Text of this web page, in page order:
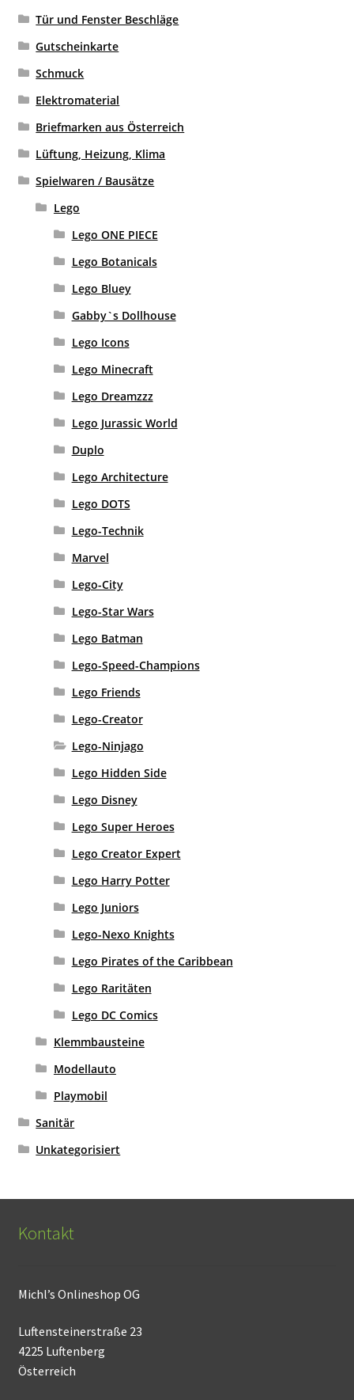
Tür und Fenster Beschläge
Gutscheinkarte
Schmuck
Elektromaterial
Briefmarken aus Österreich
Lüftung, Heizung, Klima
Spielwaren / Bausätze
Lego
Lego ONE PIECE
Lego Botanicals
Lego Bluey
Gabby`s Dollhouse
Lego Icons
Lego Minecraft
Lego Dreamzzz
Lego Jurassic World
Duplo
Lego Architecture
Lego DOTS
Lego-Technik
Marvel
Lego-City
Lego-Star Wars
Lego Batman
Lego-Speed-Champions
Lego Friends
Lego-Creator
Lego-Ninjago
Lego Hidden Side
Lego Disney
Lego Super Heroes
Lego Creator Expert
Lego Harry Potter
Lego Juniors
Lego-Nexo Knights
Lego Pirates of the Caribbean
Lego Raritäten
Lego DC Comics
Klemmbausteine
Modellauto
Playmobil
Sanitär
Unkategorisiert
Kontakt
Michl’s Onlineshop OG
Luftensteinerstraße 23
4225 Luftenberg
Österreich